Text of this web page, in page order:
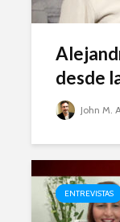
desde
John M.
ENTREVISTAS